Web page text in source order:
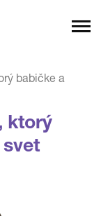
babičke a
ktorý